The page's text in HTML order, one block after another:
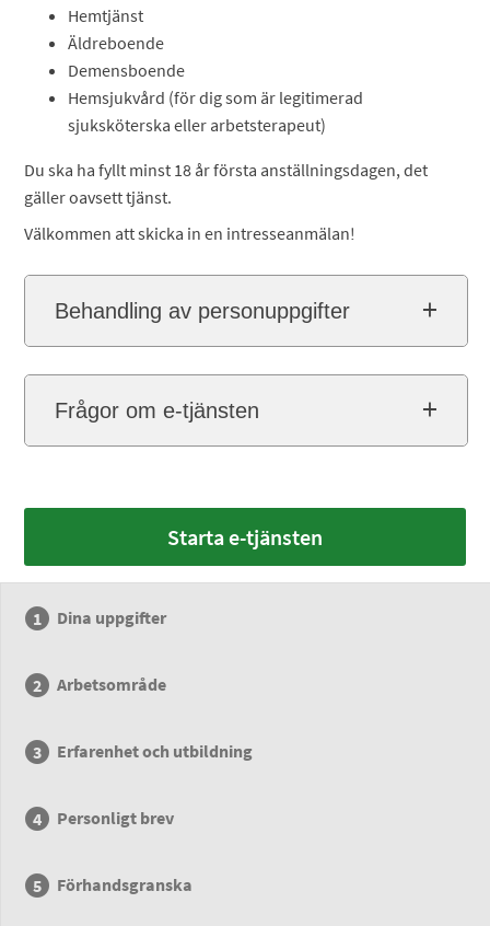
Hemtjänst
Äldreboende
Demensboende
Hemsjukvård (för dig som är legitimerad
sjuksköterska eller arbetsterapeut)
Du ska ha fyllt minst 18 år första anställningsdagen, det
gäller oavsett tjänst.
Välkommen att skicka in en intresseanmälan!
Behandling av personuppgifter
Frågor om e-tjänsten
Starta e-tjänsten
Dina uppgifter
Arbetsområde
Erfarenhet och utbildning
Personligt brev
Förhandsgranska